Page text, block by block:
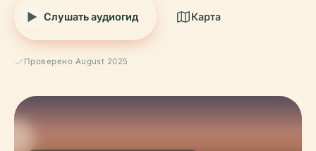
Слушать аудиогид Карта
Проверено August 2025